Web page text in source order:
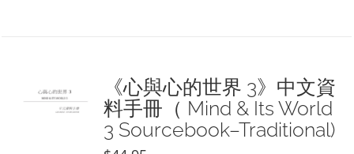
《心與心的世界 3》中文資
料手冊（ Mind & Its World
3 Sourcebook–Traditional)